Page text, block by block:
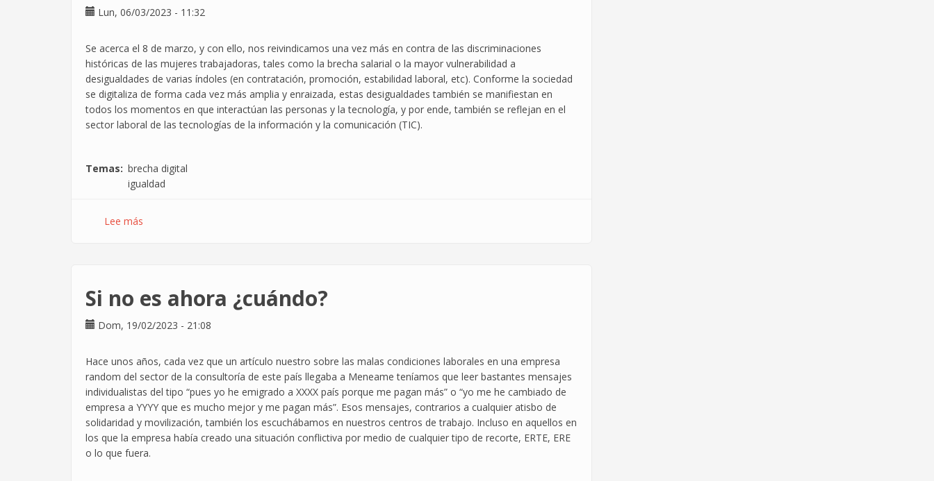
y
a
la
vez.
Lun, 06/03/2023 - 11:32
Se acerca el 8 de marzo, y con ello, nos reivindicamos una vez más en contra de las discriminaciones
históricas de las mujeres trabajadoras, tales como la brecha salarial o la mayor vulnerabilidad a
desigualdades de varias índoles (en contratación, promoción, estabilidad laboral, etc). Conforme la sociedad
se digitaliza de forma cada vez más amplia y enraizada, estas desigualdades también se manifiestan en
todos los momentos en que interactúan las personas y la tecnología, y por ende, también se reflejan en el
sector laboral de las tecnologías de la información y la comunicación (TIC).
Temas
brecha digital
igualdad
Lee más
digital
Si no es ahora ¿cuándo?
Dom, 19/02/2023 - 21:08
Hace unos años, cada vez que un artículo nuestro sobre las malas condiciones laborales en una empresa
random del sector de la consultoría de este país llegaba a Meneame teníamos que leer bastantes mensajes
individualistas del tipo “pues yo he emigrado a XXXX país porque me pagan más” o “yo me he cambiado de
empresa a YYYY que es mucho mejor y me pagan más”. Esos mensajes, contrarios a cualquier atisbo de
solidaridad y movilización, también los escuchábamos en nuestros centros de trabajo. Incluso en aquellos en
los que la empresa había creado una situación conflictiva por medio de cualquier tipo de recorte, ERTE, ERE
o lo que fuera.